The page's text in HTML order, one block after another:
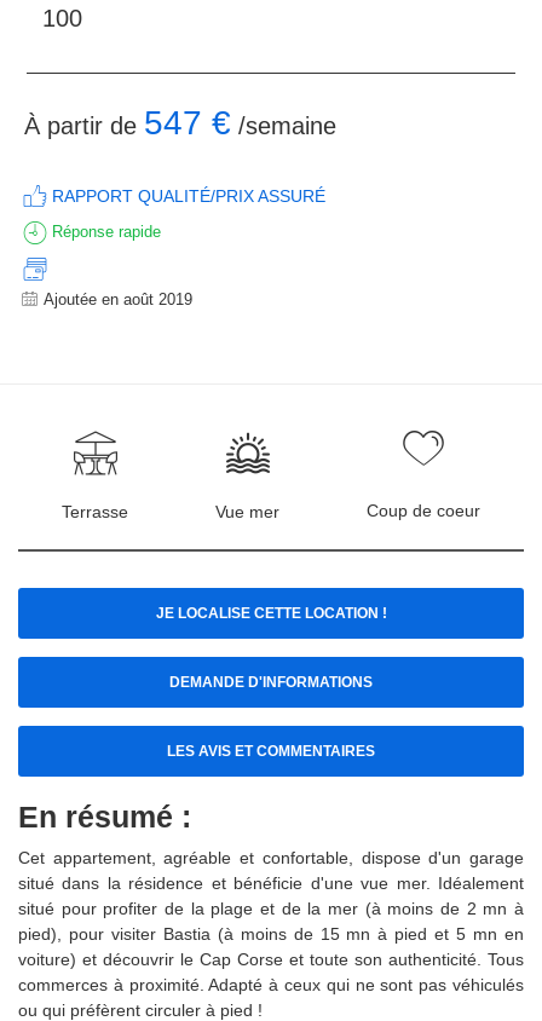
100
À partir de 547 € /semaine
RAPPORT QUALITÉ/PRIX ASSURÉ
Réponse rapide
Ajoutée en août 2019
Terrasse Vue mer Coup de coeur
JE LOCALISE CETTE LOCATION !
DEMANDE D'INFORMATIONS
LES AVIS ET COMMENTAIRES
En résumé :
Cet appartement, agréable et confortable, dispose d'un garage
situé dans la résidence et bénéficie d'une vue mer. Idéalement
situé pour profiter de la plage et de la mer (à moins de 2 mn à
pied), pour visiter Bastia (à moins de 15 mn à pied et 5 mn en
voiture) et découvrir le Cap Corse et toute son authenticité. Tous
commerces à proximité. Adapté à ceux qui ne sont pas véhiculés
ou qui préfèrent circuler à pied !